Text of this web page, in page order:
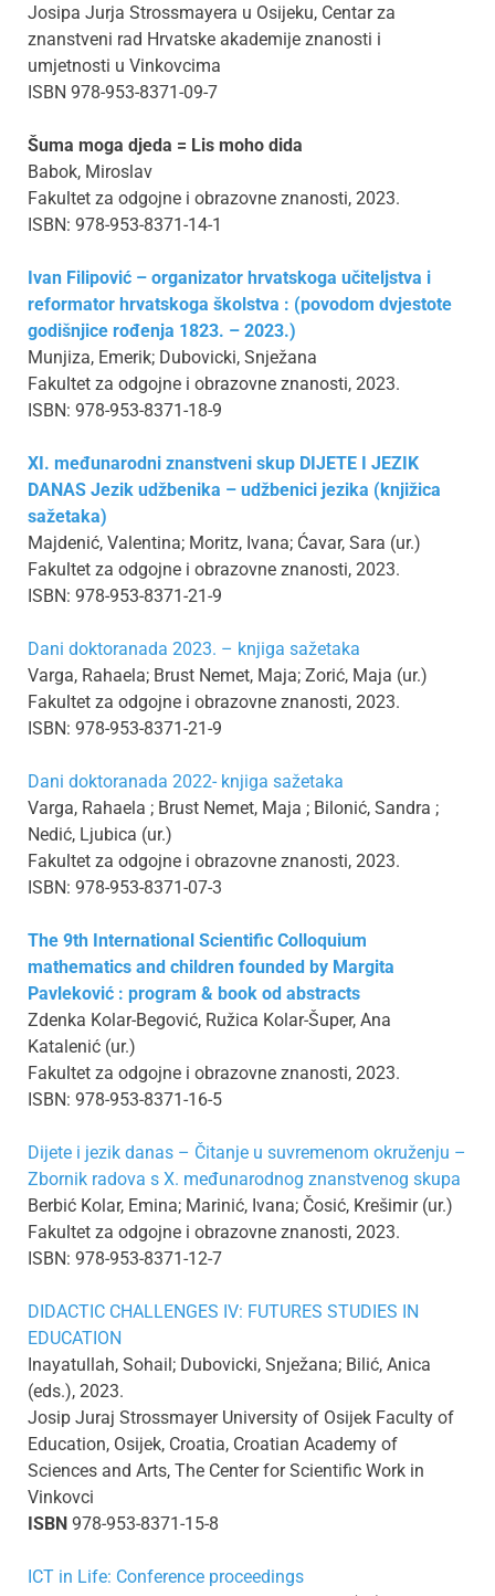
Josipa Jurja Strossmayera u Osijeku, Centar za
znanstveni rad Hrvatske akademije znanosti i
umjetnosti u Vinkovcima
ISBN 978-953-8371-09-7
Šuma moga djeda = Lis moho dida
Babok, Miroslav
Fakultet za odgojne i obrazovne znanosti, 2023.
ISBN: 978-953-8371-14-1
Ivan Filipović – organizator hrvatskoga učiteljstva i
reformator hrvatskoga školstva : (povodom dvjestote
godišnjice rođenja 1823. – 2023.)
Munjiza, Emerik; Dubovicki, Snježana
Fakultet za odgojne i obrazovne znanosti, 2023.
ISBN: 978-953-8371-18-9
XI. međunarodni znanstveni skup DIJETE I JEZIK
DANAS Jezik udžbenika – udžbenici jezika (knjižica
sažetaka)
Majdenić, Valentina; Moritz, Ivana; Ćavar, Sara (ur.)
Fakultet za odgojne i obrazovne znanosti, 2023.
ISBN: 978-953-8371-21-9
Dani doktoranada 2023. – knjiga sažetaka
Varga, Rahaela; Brust Nemet, Maja; Zorić, Maja (ur.)
Fakultet za odgojne i obrazovne znanosti, 2023.
ISBN: 978-953-8371-21-9
Dani doktoranada 2022- knjiga sažetaka
Varga, Rahaela ; Brust Nemet, Maja ; Bilonić, Sandra ;
Nedić, Ljubica (ur.)
Fakultet za odgojne i obrazovne znanosti, 2023.
ISBN: 978-953-8371-07-3
The 9th International Scientific Colloquium
mathematics and children founded by Margita
Pavleković : program & book od abstracts
Zdenka Kolar-Begović, Ružica Kolar-Šuper, Ana
Katalenić (ur.)
Fakultet za odgojne i obrazovne znanosti, 2023.
ISBN: 978-953-8371-16-5
Dijete i jezik danas – Čitanje u suvremenom okruženju –
Zbornik radova s X. međunarodnog znanstvenog skupa
Berbić Kolar, Emina; Marinić, Ivana; Čosić, Krešimir (ur.)
Fakultet za odgojne i obrazovne znanosti, 2023.
ISBN: 978-953-8371-12-7
DIDACTIC CHALLENGES IV: FUTURES STUDIES IN
EDUCATION
Inayatullah, Sohail; Dubovicki, Snježana; Bilić, Anica
(eds.), 2023.
Josip Juraj Strossmayer University of Osijek Faculty of
Education, Osijek, Croatia, Croatian Academy of
Sciences and Arts, The Center for Scientific Work in
Vinkovci
ISBN 978-953-8371-15-8
ICT in Life: Conference proceedings